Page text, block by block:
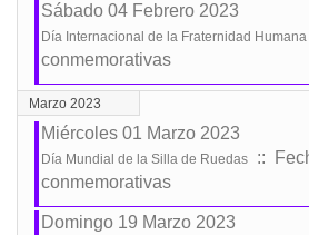
Sábado 04 Febrero 2023
Día Internacional de la Fraternidad Humana
conmemorativas
Marzo 2023
Miércoles 01 Marzo 2023
Día Mundial de la Silla de Ruedas
::
conmemorativas
Domingo 19 Marzo 2023